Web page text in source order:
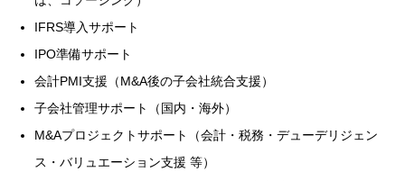
IFRS導入サポート
IPO準備サポート
会計PMI支援（M&A後の子会社統合支援）
子会社管理サポート（国内・海外）
M&Aプロジェクトサポート（会計・税務・デューデリジェン
ス・バリュエーション支援 等）